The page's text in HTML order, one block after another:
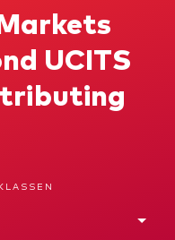
Bond UCITS ETF
UCITS